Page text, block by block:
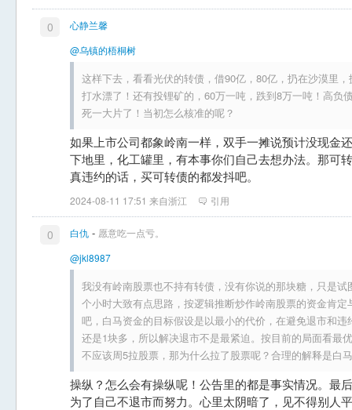
0
心静兰馨
@乌镇的梧桐树
这样下去，看看光伏的转债，借90亿，80亿，扔在沙漠里
打水漂了！还有投锂矿的，60万一吨，跌到8万一吨！高负
死一大片了！当初怎么核准的呢？
如果上市公司都象岭南一样，双手一摊说预计没现金
下地里，化工罐里，有本事你们自己去想办法。那可
真违约的话，买可转债的都发抖吧。
2024-08-11 17:51 来自浙江 引用
0 白仇 - 愿意吃一点亏。
@jkl8987
我没有岭南股票也不持有转债，没有你说的那块糖，只是
个小时大致有点思路，按逻辑推断炒作岭南股票的资金肯
吧，白马资金的目标假设是以最小的代价，在避免退市和
还是1块多，所以解决退市不是最紧迫。按目前的局面看最
不应该周5拉股票，那为什么拉了股票呢？合理的解释是白
操纵？怎么会有操纵呢！公告里的都是事实情况。最
为了自己不退市而努力。心里太阴暗了，见不得别人